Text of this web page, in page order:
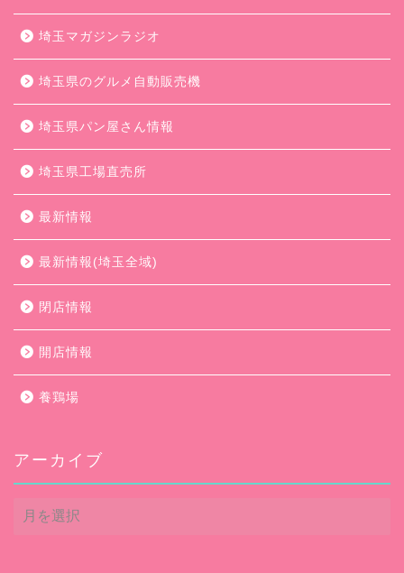
埼玉マガジンラジオ
埼玉県のグルメ自動販売機
埼玉県パン屋さん情報
埼玉県工場直売所
最新情報
最新情報(埼玉全域)
閉店情報
開店情報
養鶏場
アーカイブ
ア
ー